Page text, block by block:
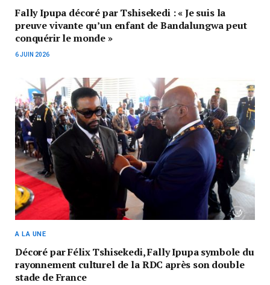
Fally Ipupa décoré par Tshisekedi : « Je suis la
preuve vivante qu’un enfant de Bandalungwa peut
conquérir le monde »
6 JUIN 2026
A LA UNE
Décoré par Félix Tshisekedi, Fally Ipupa symbole du
rayonnement culturel de la RDC après son double
stade de France